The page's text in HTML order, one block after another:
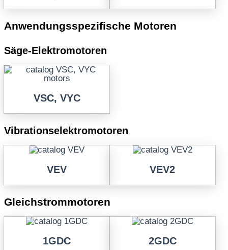
Anwendungsspezifische Motoren
Säge-Elektromotoren
VSC, VYC
Vibrationselektromotoren
VEV VEV2
Gleichstrommotoren
1GDC 2GDC